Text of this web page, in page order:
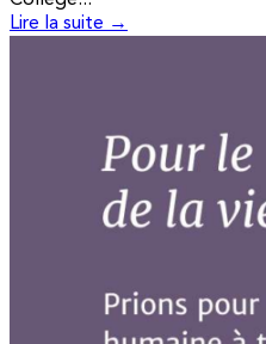
Lire la suite →